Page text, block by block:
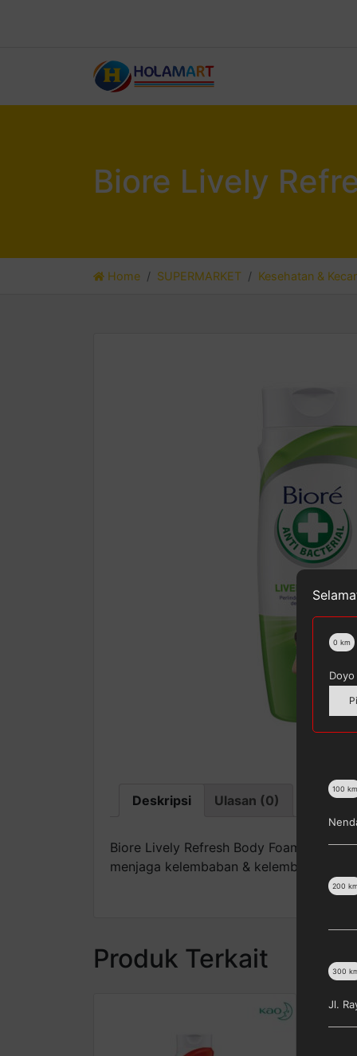
Biore Lively
Home SUPERMARKET Kesehatan &
Deskripsi Ulasan (0)
Biore Lively Refresh Body Foam [250
menjaga kelembaban & kelembutan
Produk Terkait
0 km
Doyo
100 km
200 km
300
Jl.